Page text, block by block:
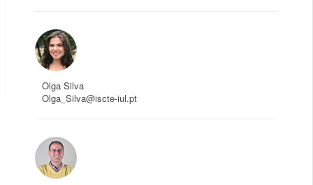
Olga Silva
Olga_Silva@iscte-iul.pt